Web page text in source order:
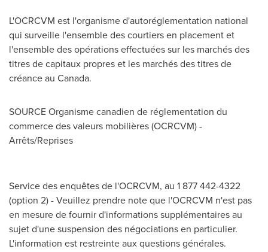
L'OCRCVM est l'organisme d'autoréglementation national
qui surveille l'ensemble des courtiers en placement et
l'ensemble des opérations effectuées sur les marchés des
titres de capitaux propres et les marchés des titres de
créance au Canada.
SOURCE Organisme canadien de réglementation du
commerce des valeurs mobilières (OCRCVM) -
Arrêts/Reprises
Service des enquêtes de l'OCRCVM, au 1 877 442-4322
(option 2) - Veuillez prendre note que l'OCRCVM n'est pas
en mesure de fournir d'informations supplémentaires au
sujet d'une suspension des négociations en particulier.
L'information est restreinte aux questions générales.